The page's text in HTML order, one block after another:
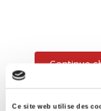
Ce site web utilise des
Continue